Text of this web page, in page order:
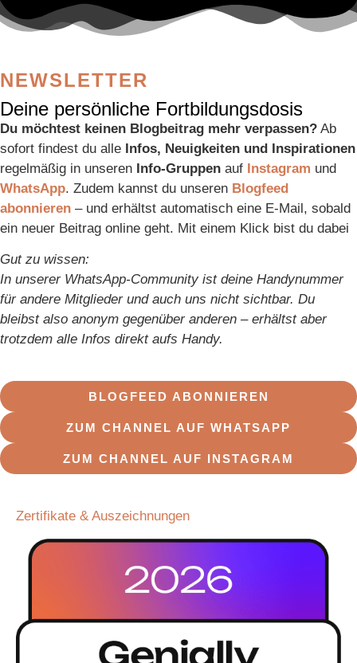
NEWSLETTER
Deine persönliche Fortbildungsdosis
Du möchtest keinen Blogbeitrag mehr verpassen? Ab
sofort findest du alle Infos, Neuigkeiten und Inspirationen
regelmäßig in unseren Info-Gruppen auf Instagram und
WhatsApp. Zudem kannst du unseren Blogfeed
abonnieren – und erhältst automatisch eine E-Mail, sobald
ein neuer Beitrag online geht. Mit einem Klick bist du dabei
Gut zu wissen:
In unserer WhatsApp-Community ist deine Handynummer
für andere Mitglieder und auch uns nicht sichtbar. Du
bleibst also anonym gegenüber anderen – erhältst aber
trotzdem alle Infos direkt aufs Handy.
BLOGFEED ABONNIEREN
ZUM CHANNEL AUF WHATSAPP
ZUM CHANNEL AUF INSTAGRAM
Zertifikate & Auszeichnungen